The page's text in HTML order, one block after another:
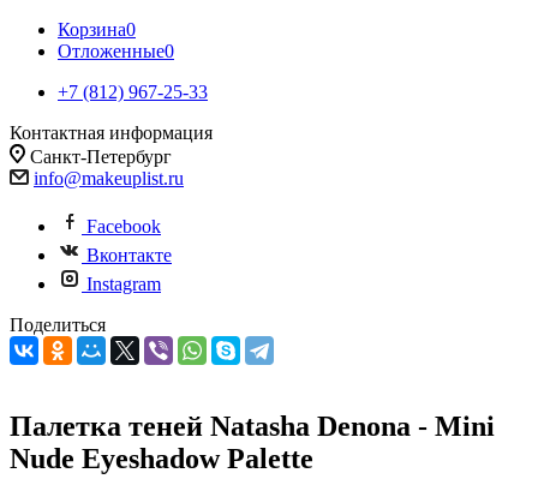
Корзина0
Отложенные0
+7 (812) 967-25-33
Контактная информация
Санкт-Петербург
info@makeuplist.ru
Facebook
Вконтакте
Instagram
Поделиться
Палетка теней Natasha Denona - Mini
Nude Eyeshadow Palette